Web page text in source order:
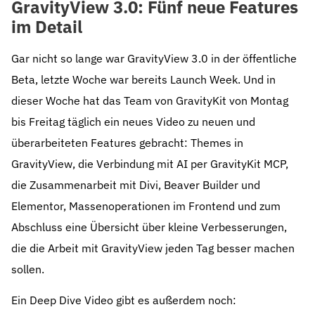
GravityView 3.0: Fünf neue Features
im Detail
Gar nicht so lange war GravityView 3.0 in der öffentliche
Beta, letzte Woche war bereits Launch Week. Und in
dieser Woche hat das Team von GravityKit von Montag
bis Freitag täglich ein neues Video zu neuen und
überarbeiteten Features gebracht: Themes in
GravityView, die Verbindung mit AI per GravityKit MCP,
die Zusammenarbeit mit Divi, Beaver Builder und
Elementor, Massenoperationen im Frontend und zum
Abschluss eine Übersicht über kleine Verbesserungen,
die die Arbeit mit GravityView jeden Tag besser machen
sollen.
Ein Deep Dive Video gibt es außerdem noch: